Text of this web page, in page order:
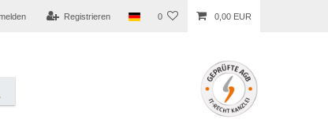
Registrieren 0 0,00 EUR